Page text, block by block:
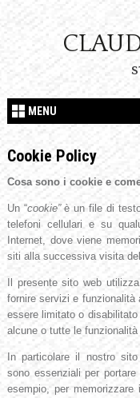
MENU
Cookie Policy
Cosa sono i cookie e
Un “cookie”è un file di
telefoni cellulari e su
Internet, dove viene
siti alla successiva visita
Il presente sito web
fornire servizi e funzionalità
essere limitato o
alcune o tutte le
In particolare il nostro
sono essenziali per
esempio, per memorizzare